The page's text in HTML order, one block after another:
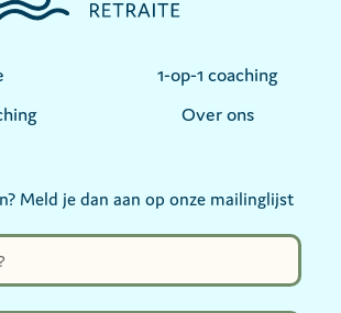
1-op-1 coaching
Over ons
Meld je dan aan op onze mailinglijst